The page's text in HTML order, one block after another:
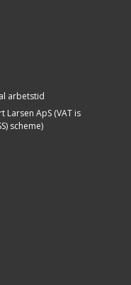
arbetstid
Larsen ApS (VAT is
scheme)